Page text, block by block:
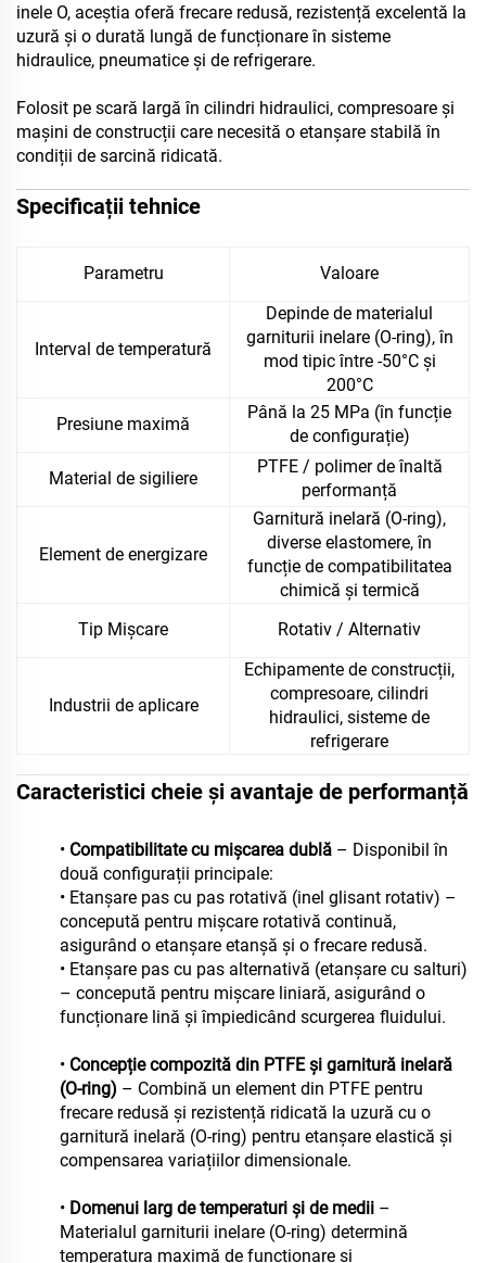
inele O, aceștia oferă frecare redusă, rezistență excelentă la
uzură și o durată lungă de funcționare în sisteme
hidraulice, pneumatice și de refrigerare.
Folosit pe scară largă în cilindri hidraulici, compresoare și
mașini de construcții care necesită o etanșare stabilă în
condiții de sarcină ridicată.
Specificații tehnice
Parametru Valoare
Interval de temperatură
Depinde de materialul
garniturii inelare (O-ring), în
mod tipic între -50°C și
200°C
Presiune maximă
Până la 25 MPa (în funcție
de configurație)
Material de sigiliere
PTFE / polimer de înaltă
performanță
Element de energizare
Garnitură inelară (O-ring),
diverse elastomere, în
funcție de compatibilitatea
chimică și termică
Tip Mișcare
Rotativ / Alternativ
Industrii de aplicare
Echipamente de construcții,
compresoare, cilindri
hidraulici, sisteme de
refrigerare
Caracteristici cheie și avantaje de performanță
• Compatibilitate cu mișcarea dublă – Disponibil în
două configurații principale:
• Etanșare pas cu pas rotativă (inel glisant rotativ) –
concepută pentru mișcare rotativă continuă,
asigurând o etanșare etanșă și o frecare redusă.
• Etanșare pas cu pas alternativă (etanșare cu salturi)
– concepută pentru mișcare liniară, asigurând o
funcționare lină și împiedicând scurgerea fluidului.
• Concepție compozită din PTFE și garnitură inelară
(O-ring) – Combină un element din PTFE pentru
frecare redusă și rezistență ridicată la uzură cu o
garnitură inelară (O-ring) pentru etanșare elastică și
compensarea variațiilor dimensionale.
• Domenui larg de temperaturi și de medii –
Materialul garniturii inelare (O-ring) determină
temperatura maximă de funcționare și